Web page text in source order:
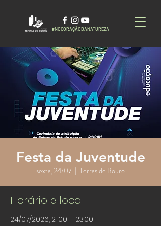
#NOCORAÇÃODANATUREZA
Festa da Juventude
sexta, 24/07
  |
Terras de Bouro
Horário e local
24/07/2026, 21:00 – 23:00